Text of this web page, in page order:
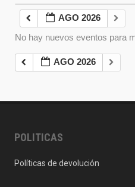
AGENDA
ACTIVIDADES
ALQUILER
EQUIPO
AGO 2026
No hay nuevos eventos para
AGO 2026
POLITICAS
Políticas de devolución